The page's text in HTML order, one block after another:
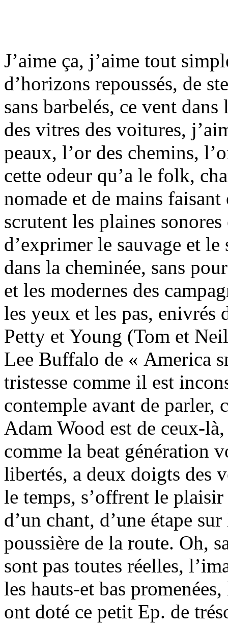
J’aime ça, j’aime tout
d’horizons repoussés, de
sans barbelés, ce vent
des vitres des voitures,
peaux, l’or des chemins,
cette odeur qu’a le folk,
nomade et de mains
scrutent les plaines
d’exprimer le sauvage et
dans la cheminée, sans
et les modernes des
les yeux et les pas, enivrés
Petty et Young (Tom et
Lee Buffalo de « America
tristesse comme il est
contemple avant de parler,
Adam Wood est de ceux-
comme la beat génération
libertés, a deux doigts des
le temps, s’offrent le
d’un chant, d’une étape
poussière de la route. Oh,
sont pas toutes réelles,
les hauts-et bas
ont doté ce petit Ep. de